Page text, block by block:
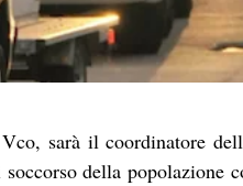
sarà il coordinatore
della popolazione